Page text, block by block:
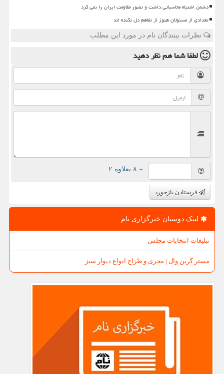
دشمن اشتباه محاسباتی داشت و تصور مقاومت ایران را نمی کرد
تعدادی از مسئولان هنوز از تفاهم دل نکنده اند
نظرات بینندگان نام در مورد این مطلب
لطفا شما همنظر دهید
= ۸ بعلاوه ۲
فرستادن بازخورد
لینک دوستان خبرگزاری نام
تبلیغات انتخابات مجلس
مستر گرین وال | مجری و طراح انواع دیوار سبز